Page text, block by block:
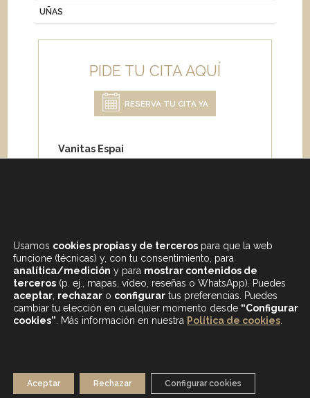
UÑAS
PIDE TU CITA AQUÍ
RESERVA TU CITA YA
Vanitas Espai
Carrer de Paris 204
AVISO LEGAL
POLÍTICA DE PRIVACIDAD
Usamos cookies propias y de terceros para que la web
funcione (técnicas) y, con tu consentimiento, para
analítica/medición y para mostrar contenidos de
terceros (p. ej., mapas, vídeo, reseñas o WhatsApp). Puedes
aceptar rechazar o configurar tus preferencias. Puedes
cambiar tu elección en cualquier momento desde “Configurar
cookies” . Más información en nuestra Política de cookies
Aceptar Rechazar Configurar cookies